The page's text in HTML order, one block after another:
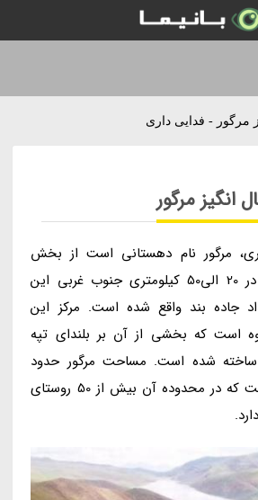
مرگور - فدایی داری
انگیز مرگور
مرگور نام دهستانی است از بخش
سیلوانای ارومیه که در 20 الی50 کیلومتری جنوب غربی این
جاده بند واقع شده است. مرکز این
است که بخشی از آن بر بلندای تپه
ساخته شده است. مساحت مرگور حدود
442 کیلومتر مربع است که در محدوده آن بیش از 50 روستای